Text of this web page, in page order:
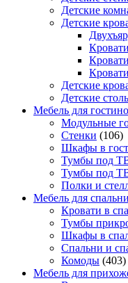
Детские
Детские
Детские
Детские
Мебель для
Модульные
Стенки (106)
Шкафы в
Тумбы под
Тумбы под
Полки и
Мебель для спальни
Кровати в
Тумбы
Шкафы в
Спальни и
Комоды (403)
Мебель для